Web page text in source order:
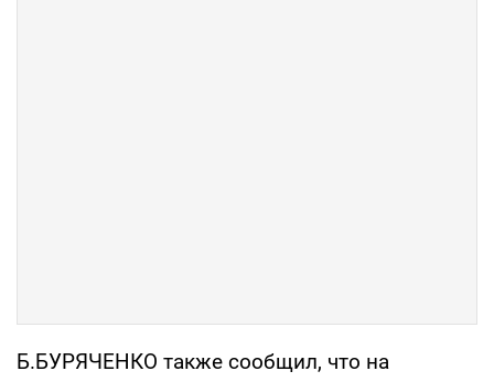
Б.БУРЯЧЕНКО также сообщил, что на